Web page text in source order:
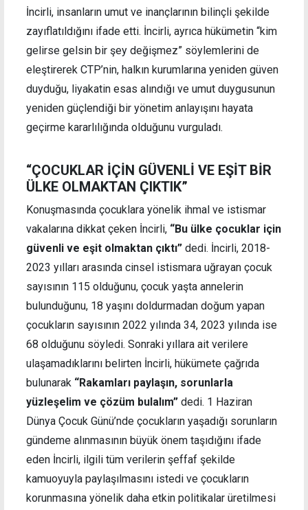
İncirli, insanların umut ve inançlarının bilinçli şekilde
zayıflatıldığını ifade etti. İncirli, ayrıca hükümetin “kim
gelirse gelsin bir şey değişmez” söylemlerini de
eleştirerek CTP’nin, halkın kurumlarına yeniden güven
duyduğu, liyakatin esas alındığı ve umut duygusunun
yeniden güçlendiği bir yönetim anlayışını hayata
geçirme kararlılığında olduğunu vurguladı.
“ÇOCUKLAR İÇİN GÜVENLİ VE EŞİT BİR
ÜLKE OLMAKTAN ÇIKTIK”
Konuşmasında çocuklara yönelik ihmal ve istismar
vakalarına dikkat çeken İncirli, “Bu ülke çocuklar için
güvenli ve eşit olmaktan çıktı” dedi. İncirli, 2018-
2023 yılları arasında cinsel istismara uğrayan çocuk
sayısının 115 olduğunu, çocuk yaşta annelerin
bulunduğunu, 18 yaşını doldurmadan doğum yapan
çocukların sayısının 2022 yılında 34, 2023 yılında ise
68 olduğunu söyledi. Sonraki yıllara ait verilere
ulaşamadıklarını belirten İncirli, hükümete çağrıda
bulunarak “Rakamları paylaşın, sorunlarla
yüzleşelim ve çözüm bulalım” dedi. 1 Haziran
Dünya Çocuk Günü’nde çocukların yaşadığı sorunların
gündeme alınmasının büyük önem taşıdığını ifade
eden İncirli, ilgili tüm verilerin şeffaf şekilde
kamuoyuyla paylaşılmasını istedi ve çocukların
korunmasına yönelik daha etkin politikalar üretilmesi